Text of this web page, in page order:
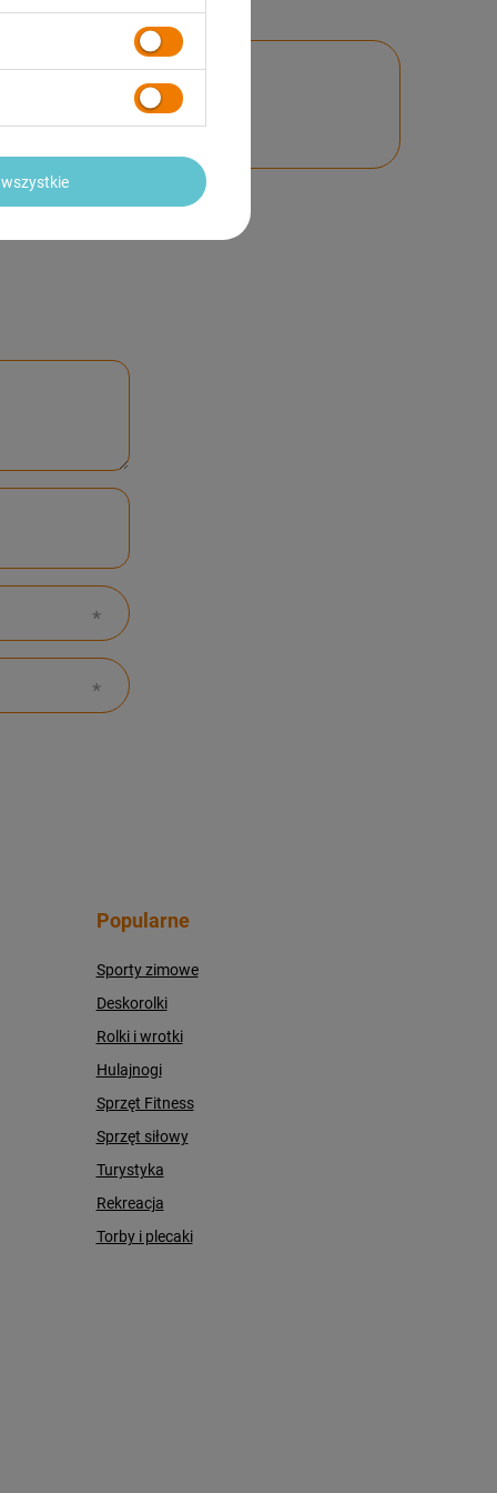
Popularne
Sporty zimowe
Deskorolki
Rolki i wrotki
Hulajnogi
Sprzęt Fitness
Sprzęt siłowy
Turystyka
Rekreacja
Torby i plecaki